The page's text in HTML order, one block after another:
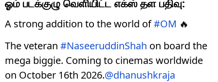
A strong addition to the world of#OM 🔥
The veteran #NaseeruddinShah on board the
mega biggie. Coming to cinemas worldwide
on October 16th 2026.@dhanushkraja